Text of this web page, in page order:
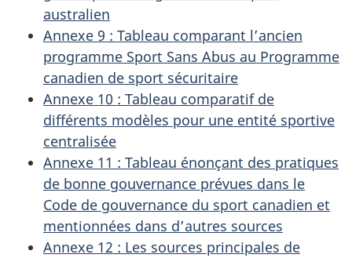
australien
Annexe 9 : Tableau comparant l’ancien
programme Sport Sans Abus au Programme
canadien de sport sécuritaire
Annexe 10 : Tableau comparatif de
différents modèles pour une entité sportive
centralisée
Annexe 11 : Tableau énonçant des pratiques
de bonne gouvernance prévues dans le
Code de gouvernance du sport canadien et
mentionnées dans d’autres sources
Annexe 12 : Les sources principales de